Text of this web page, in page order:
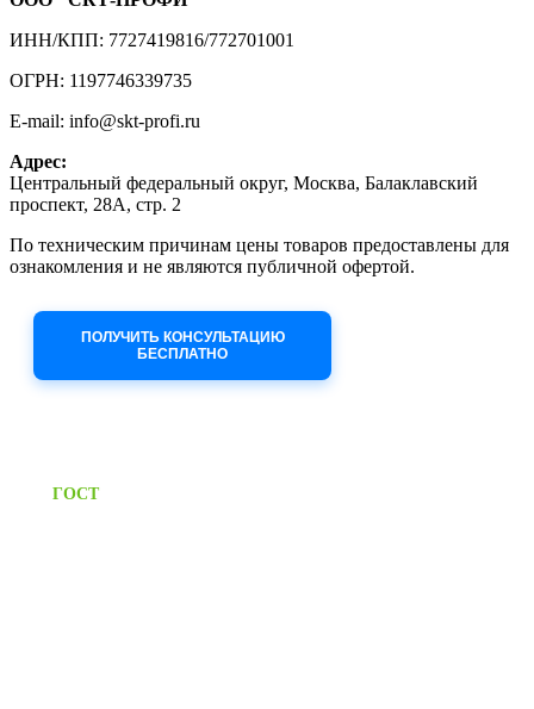
ИНН/КПП: 7727419816/772701001
ОГРН: 1197746339735
E-mail: info@skt-profi.ru
Адрес:
Центральный федеральный округ, Москва, Балаклавский
проспект, 28А, стр. 2
По техническим причинам цены товаров предоставлены для
ознакомления и не являются публичной офертой.
ПОЛУЧИТЬ КОНСУЛЬТАЦИЮ
БЕСПЛАТНО
ГОСТПредоставляем паспорт